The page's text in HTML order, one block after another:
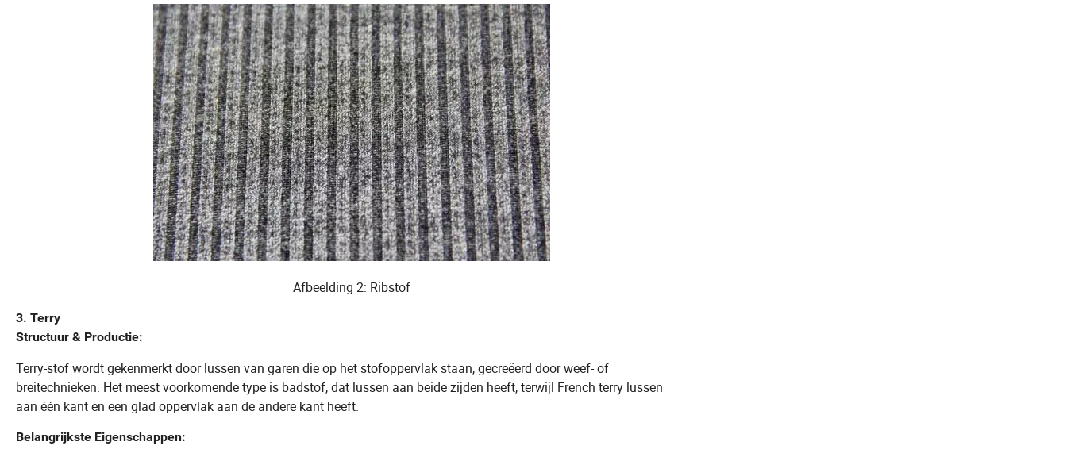
Afbeelding 2: Ribstof
3. Terry
Structuur & Productie:
Terry-stof wordt gekenmerkt door lussen van garen die op het stofoppervlak staan, gecreëerd door weef- of
breitechnieken. Het meest voorkomende type is badstof, dat lussen aan beide zijden heeft, terwijl French terry lussen
aan één kant en een glad oppervlak aan de andere kant heeft.
Belangrijkste Eigenschappen: